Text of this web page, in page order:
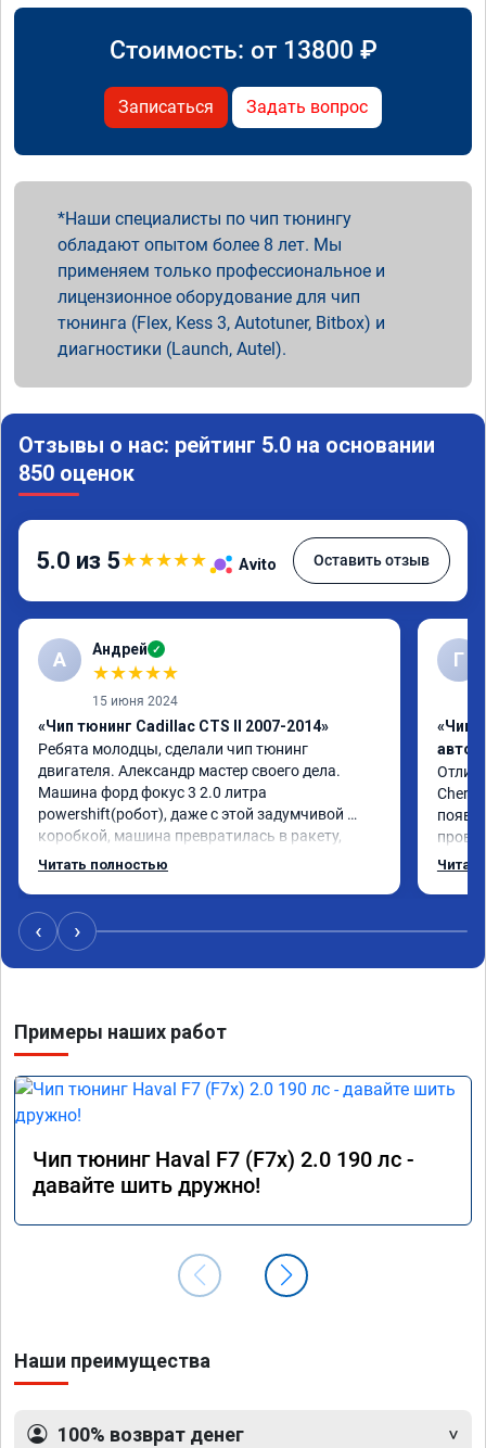
Стоимость: от 13800 ₽
Записаться Задать вопрос
Наши специалисты по чип тюнингу
обладают опытом более 8 лет. Мы
применяем только профессиональное и
лицензионное оборудование для чип
тюнинга (Flex, Kess 3, Autotuner, Bitbox) и
диагностики (Launch, Autel).
Отзывы о нас: рейтинг 5.0 на основании
850 оценок
5.0 из 5★★★★★ Avito Оставить отзыв
А Андрей ✓
★★★★★
15 июня 2024
«Чип тюнинг Cadillac CTS II 2007-2014»
Ребята молодцы, сделали чип тюнинг
двигателя. Александр мастер своего дела.
Машина форд фокус 3 2.0 литра
powershift(робот), даже с этой задумчивой
коробкой, машина превратилась в ракету,
даже страшно от такого ускорения, динамика
расход топлива немного уменьшился, начиная
даже на холостом ходу. Да, можно найти
дешевле услугу эту, но лучше чуть переплатить,
Читать полностью
Г
«Чип
Chery
‹ ›
Примеры наших работ
Чип тюнинг Haval F7 (F7x) 2.0 190 лс -
давайте шить дружно!
Наши преимущества
100% возврат денег